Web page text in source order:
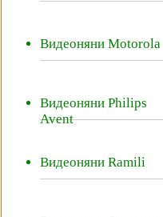
Видеоняни Motorola
Видеоняни Philips
Avent
Видеоняни Ramili